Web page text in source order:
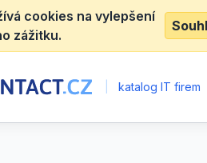
cookies na vylepšení
zážitku.
katalog IT firem